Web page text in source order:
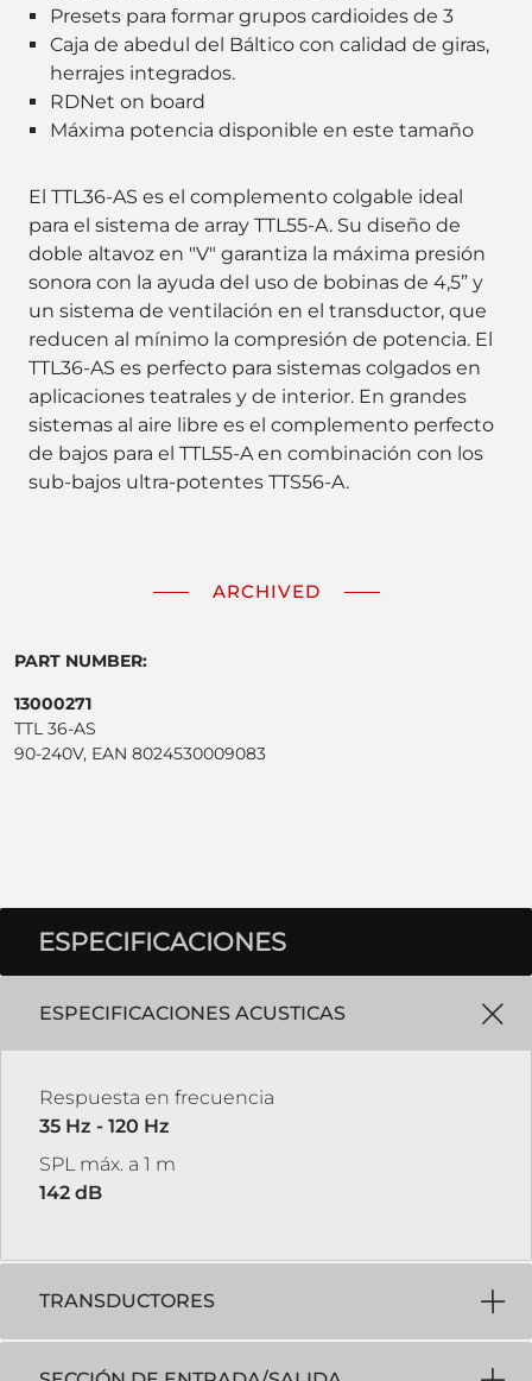
Presets para formar grupos cardioides de 3
Caja de abedul del Báltico con calidad de giras,
herrajes integrados.
RDNet on board
Máxima potencia disponible en este tamaño
El TTL36-AS es el complemento colgable ideal
para el sistema de array TTL55-A. Su diseño de
doble altavoz en "V" garantiza la máxima presión
sonora con la ayuda del uso de bobinas de 4,5” y
un sistema de ventilación en el transductor, que
reducen al mínimo la compresión de potencia. El
TTL36-AS es perfecto para sistemas colgados en
aplicaciones teatrales y de interior. En grandes
sistemas al aire libre es el complemento perfecto
de bajos para el TTL55-A en combinación con los
sub-bajos ultra-potentes TTS56-A.
ARCHIVED
PART NUMBER:
13000271
TTL 36-AS
90-240V, EAN 8024530009083
ESPECIFICACIONES
ESPECIFICACIONES ACUSTICAS
Respuesta en frecuencia
35 Hz - 120 Hz
SPL máx. a 1 m
142 dB
TRANSDUCTORES